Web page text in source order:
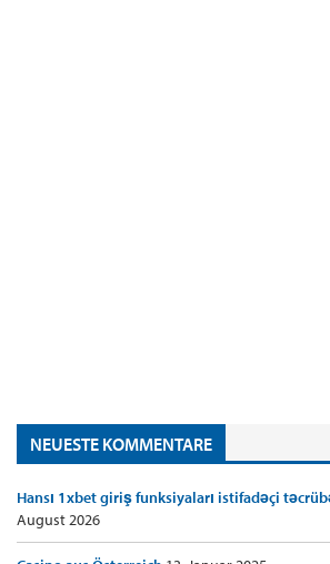
NEUESTE KOMMENTARE
Hansı 1xbet giriş funksiyaları istifadəçi
August 2026